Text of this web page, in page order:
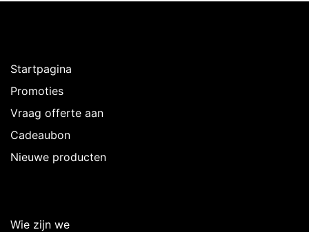
Startpagina
Promoties
Vraag offerte aan
Cadeaubon
Nieuwe producten
Wie zijn we